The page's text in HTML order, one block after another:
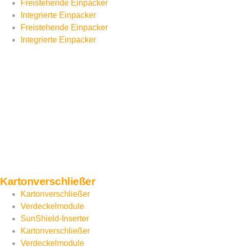
Freistehende Einpacker
Integrierte Einpacker
Freistehende Einpacker
Integrierte Einpacker
Kartonverschließer
Kartonverschließer
Verdeckelmodule
SunShield-Inserter
Kartonverschließer
Verdeckelmodule